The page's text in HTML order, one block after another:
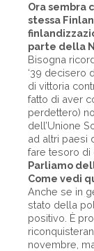
Ora sembra
stessa
parte della
Bisogna
‘39 decisero
di vittoria
fatto di aver
perdettero)
dell’Unione
ad altri paesi
fare tesoro di
Parliamo
Come vedi
Anche se in
stato della
positivo. È
novembre,